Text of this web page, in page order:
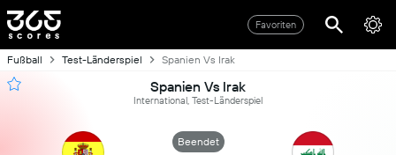
Favoriten
Fußball Test-Länderspiel Spanien Vs Irak
Spanien Vs Irak
International, Test-Länderspiel
Beendet